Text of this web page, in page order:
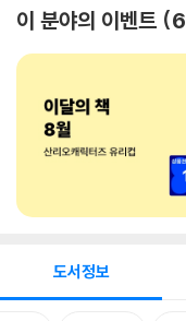
이 분야의 이벤트 6
도서정보